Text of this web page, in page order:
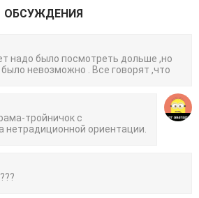
ОБСУЖДЕНИЯ
надо было посмотреть дольше ,но
невозможно . Все говорят ,что
тройничок с
нетрадиционной ориентации.